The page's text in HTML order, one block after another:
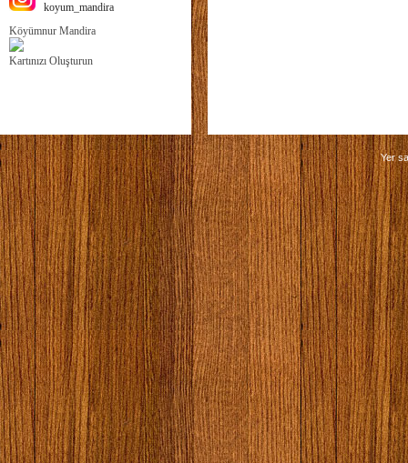
koyum_mandira
Köyümnur Mandira
Kartınızı Oluşturun
Yer